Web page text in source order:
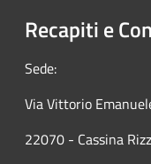
Recapiti e
Sede:
Via Vittorio
22070 - Cassina